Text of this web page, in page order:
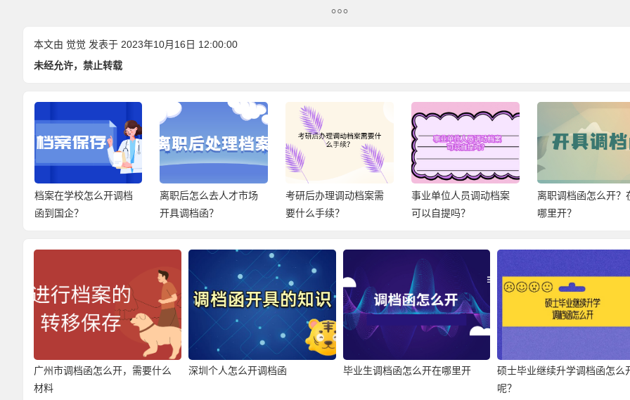
本文由 觉觉 发表于 2023年10月16日 12:00:00
未经允许，禁止转载
档案在学校怎么开调档
函到国企？
离职后怎么去人才市场
开具调档函？
考研后办理调动档案需
要什么手续？
事业单位人员调动档案
可以自提吗？
离职调档函怎么开？
哪里开？
广州市调档函怎么开，需要什么
材料
深圳个人怎么开调档函 毕业生调档函怎么开在哪里开
硕士毕业继续升学调档函怎么
呢？